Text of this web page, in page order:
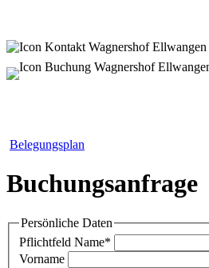
Belegungsplan
Buchungsanfrage
Persönliche Daten
Pflichtfeld Name*
Vorname